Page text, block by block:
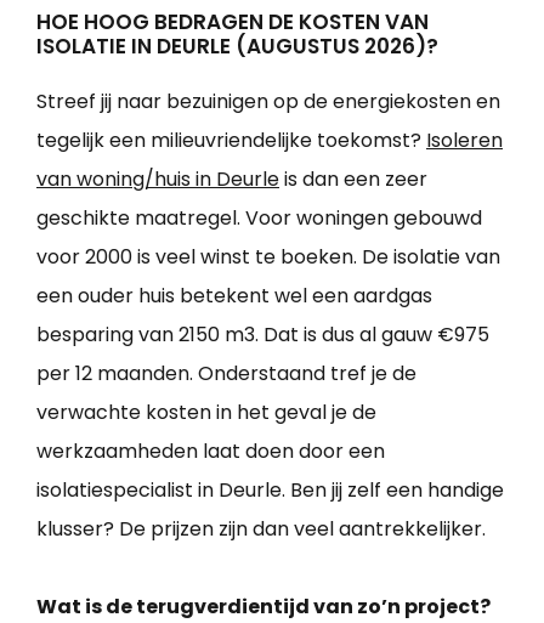
HOE HOOG BEDRAGEN DE KOSTEN VAN
ISOLATIE IN DEURLE (AUGUSTUS 2026)?
Streef jij naar bezuinigen op de energiekosten en
tegelijk een milieuvriendelijke toekomst? Isoleren
van woning/huis in Deurleis dan een zeer
geschikte maatregel. Voor woningen gebouwd
voor 2000 is veel winst te boeken. De isolatie van
een ouder huis betekent wel een aardgas
besparing van 2150 m3. Dat is dus al gauw €975
per 12 maanden. Onderstaand tref je de
verwachte kosten in het geval je de
werkzaamheden laat doen door een
isolatiespecialist in Deurle. Ben jij zelf een handige
klusser? De prijzen zijn dan veel aantrekkelijker.
Wat is de terugverdientijd van zo’n project?